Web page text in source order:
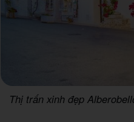
Thị trấn xinh đẹp